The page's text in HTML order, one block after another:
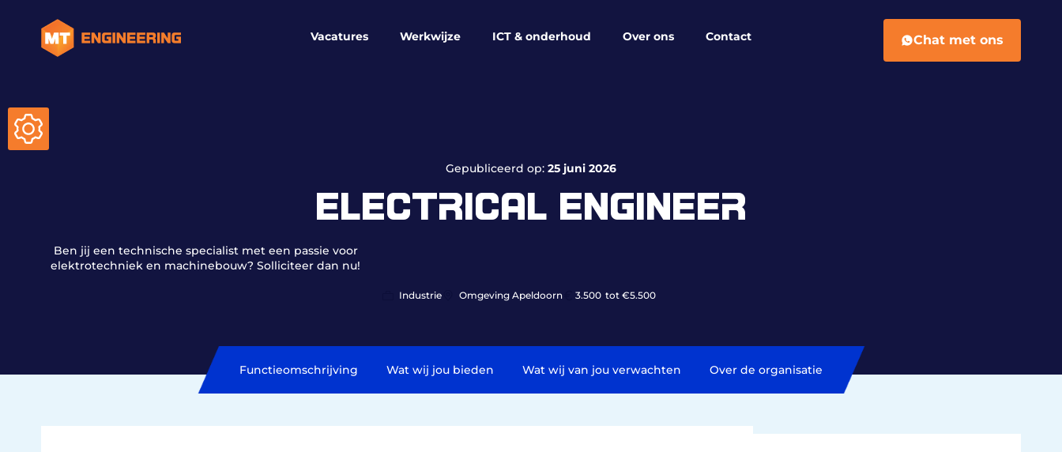
Vacatures Werkwijze ICT & onderhoud Over ons Contact Chat met ons
Gepubliceerd op: 25 juni 2026
ELECTRICAL ENGINEER
Ben jij een technische specialist met een passie voor
elektrotechniek en machinebouw? Solliciteer dan nu!
Industrie Omgeving Apeldoorn 3.500 tot €5.500
Functieomschrijving Wat wij jou bieden Wat wij van jou verwachten Over de organisatie